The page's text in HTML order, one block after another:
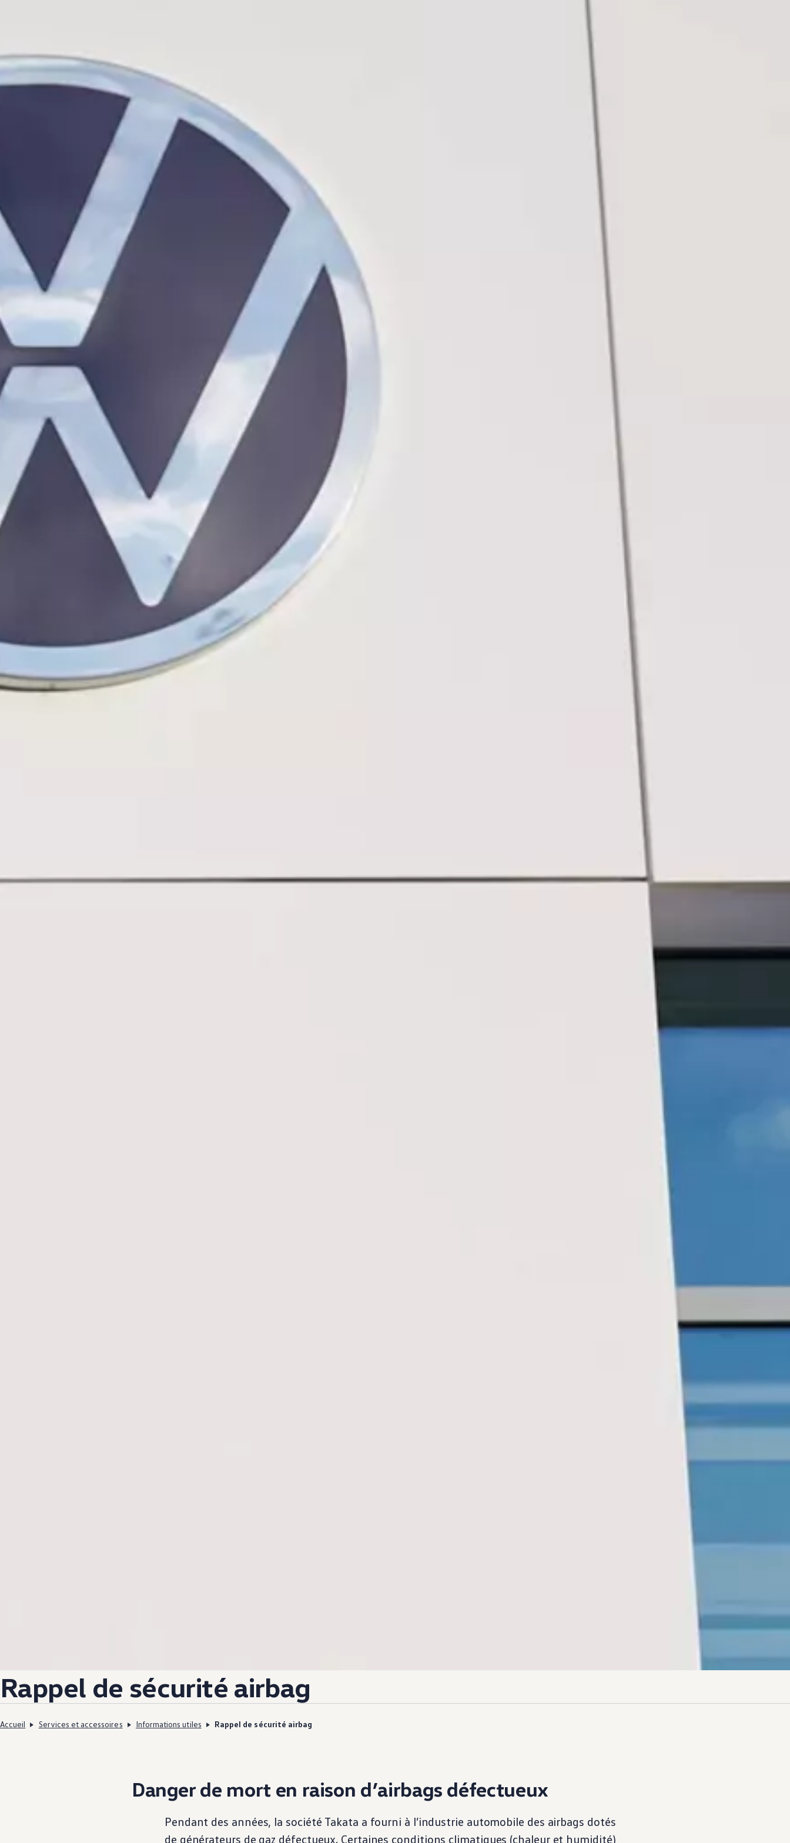
Offres Accessoires
Pièces d’origine Volkswagen
Informations utiles
Voyants de contrôle rouges
Voyants de contrôle jaunes
Voyants de contrôle verts
Voyants de contrôle bleus
Voyants de contrôle blancs
Carburant diesel XTL
Rappel de sécurité airbag
Services numériques et applications
myVolkswagen
VW Connect
Connect Pro Gestion de flotte
Manuel digital
VW Connect pour les modèles ID.
Application California
Car-Net
Mise à jour du système de navigation
Tutoriels vidéo automobiles
Arrêt du réseau téléphonie mobile 2G/3G
Marque et expérience
Notre marque
Van Journal
Les générations du VW Bus
Vue d’ensemble des catégories de véhicule
Newsletter
Contact
Newsroom
Postes vacants
L’univers California
Magazine et guide California
Guide d’achat
Itinéraires et voyages
La collection California
California App
Rappel de sécurité airbag
Accueil Services et accessoires Informations utiles Rappel de sécurité airbag
Danger de mort en raison d’airbags défectueux
Pendant des années, la société Takata a fourni à l’industrie automobile des airbags dotés
de générateurs de gaz défectueux. Certaines conditions climatiques (chaleur et humidité)